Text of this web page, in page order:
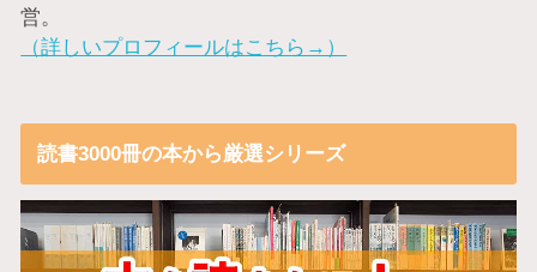
営。
（詳しいプロフィールはこちら→）
読書3000冊の本から厳選シリーズ